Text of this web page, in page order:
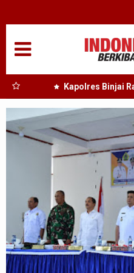
Kapolres Binjai
Komunitas
NASIONAL
SUMUT
MEDAN
TANJUNGBALAI
EDUKASI
ADVETORIAL
REDAKSI